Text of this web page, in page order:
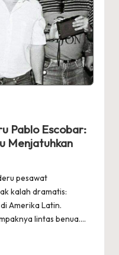
Pablo Escobar:
Menjatuhkan
pesawat
kalah dramatis:
Amerika Latin.
lintas benua.…